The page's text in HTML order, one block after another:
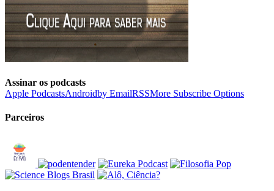
Assinar os podcasts
Apple PodcastsAndroidby EmailRSSMore Subscribe Options
Parceiros